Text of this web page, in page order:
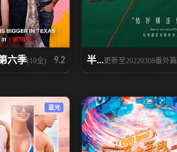
六季(10全) 9.2 半...更新至20220308番外篇
蓝光